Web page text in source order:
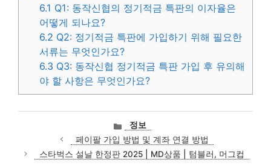
6.1 Q1: 동작신협의 정기적금 특판의 이자율은
어떻게 되나요?
6.2 Q2: 정기적금 특판에 가입하기 위해 필요한
서류는 무엇인가요?
6.3 Q3: 동작신협 정기적금 특판 가입 후 유의해
야 할 사항은 무엇인가요?
카
테
고
리
정보
페이팔 가입 방법 및 계좌 연결 방법
스타벅스 설날 한정판 2025 | MD상품 | 텀블러, 머그컵